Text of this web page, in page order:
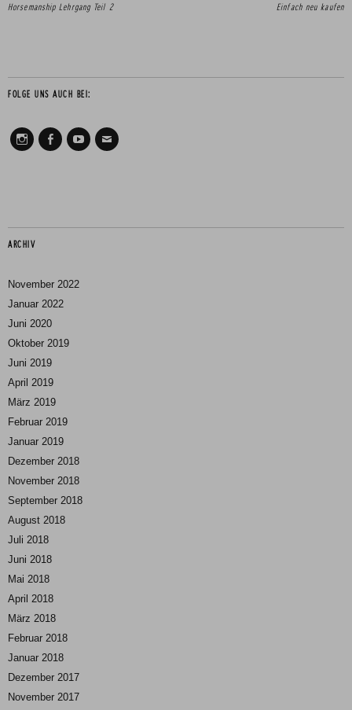
Horsemanship Lehrgang Teil 2 Einfach neu kaufen
FOLGE UNS AUCH BEI:
ARCHIV
November 2022
Januar 2022
Juni 2020
Oktober 2019
Juni 2019
April 2019
März 2019
Februar 2019
Januar 2019
Dezember 2018
November 2018
September 2018
August 2018
Juli 2018
Juni 2018
Mai 2018
April 2018
März 2018
Februar 2018
Januar 2018
Dezember 2017
November 2017